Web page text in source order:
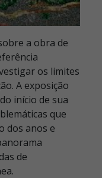
a obra de
os limites
A exposição
início de sua
que
dos anos e
de